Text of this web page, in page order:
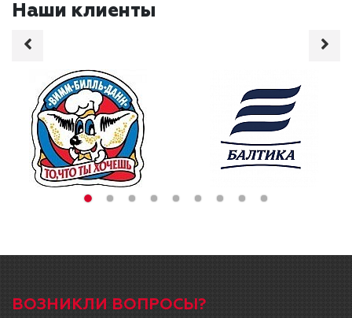
Наши клиенты
ВОЗНИКЛИ ВОПРОСЫ?